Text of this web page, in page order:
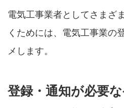
電気工事業者としてさまざ
くためには、電気工事業の
メします。
登録・通知が必要